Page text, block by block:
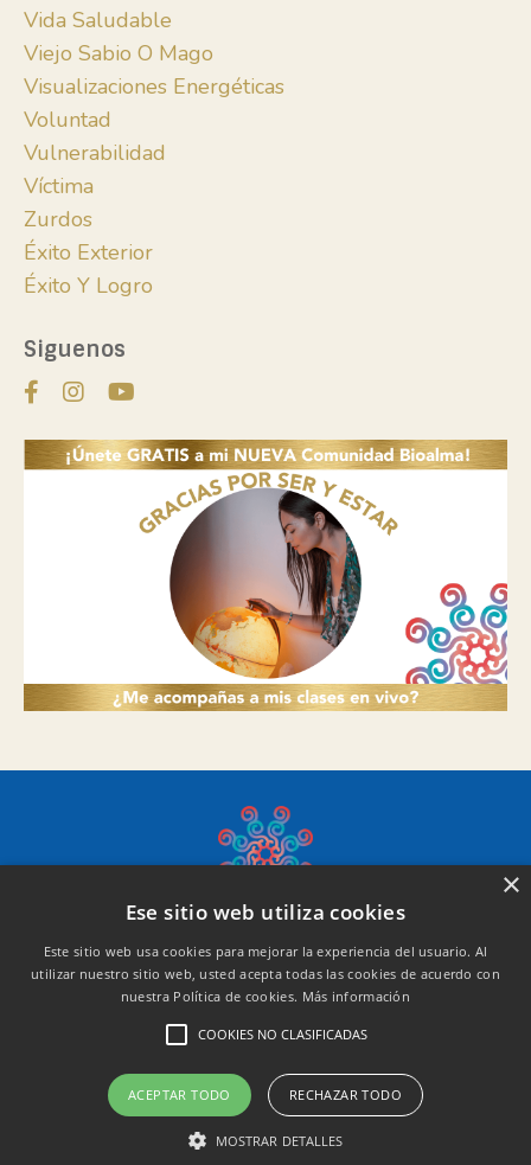
Vida Saludable
Viejo Sabio O Mago
Visualizaciones Energéticas
Voluntad
Vulnerabilidad
Víctima
Zurdos
Éxito Exterior
Éxito Y Logro
Siguenos
Política de Privacidad
Términos y Condiciones
© 2026 bioalma
×
Ese sitio web utiliza cookies
Este sitio web usa cookies para mejorar la experiencia del usuario. Al
utilizar nuestro sitio web, usted acepta todas las cookies de acuerdo con
nuestra Política de cookies. Más información
COOKIES NO CLASIFICADAS
ACEPTAR TODO RECHAZAR TODO
MOSTRAR DETALLES